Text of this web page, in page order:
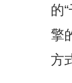
的
擎
方